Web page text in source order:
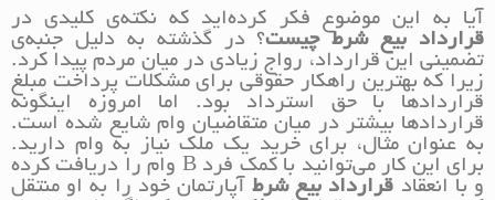
آیا به این موضوع فکر کرده‌اید که نکته‌ی کلیدی در
قرارداد بیع شرطچیست؟ در گذشته به دلیل جنبه‌ی
تضمینی این قرارداد، رواج زیادی در میان مردم پیدا کرد.
زیرا که بهترین راهکار حقوقی برای مشکلات پرداخت مبلغ
قراردادها با حق استرداد بود. اما امروزه اینگونه
قراردادها بیشتر در میان متقاضیان وام شایع شده است.
به عنوان مثال، برای خرید یک ملک نیاز به وام دارید.
برای این کار می‌توانید با کمک فرد B وام را دریافت کرده
و با انعقاد قرارداد بیع شرطآپارتمان خود را به او منتقل